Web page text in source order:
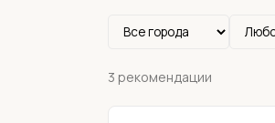
3 рекомендации